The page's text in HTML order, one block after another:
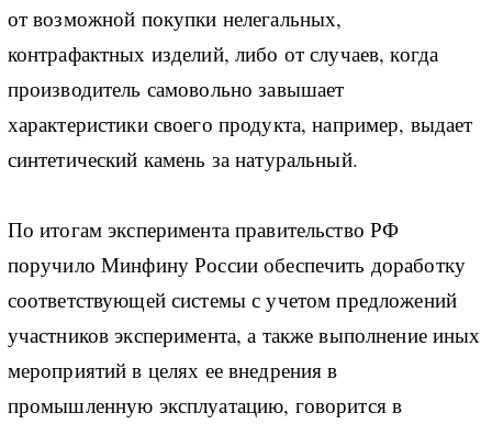
от возможной покупки нелегальных,
контрафактных изделий, либо от случаев, когда
производитель самовольно завышает
характеристики своего продукта, например, выдает
синтетический камень за натуральный.
По итогам эксперимента правительство РФ
поручило Минфину России обеспечить доработку
соответствующей системы с учетом предложений
участников эксперимента, а также выполнение иных
мероприятий в целях ее внедрения в
промышленную эксплуатацию, говорится в